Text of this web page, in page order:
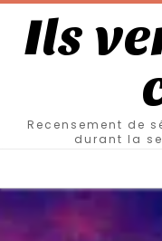
Ils
Recensement de
durant la